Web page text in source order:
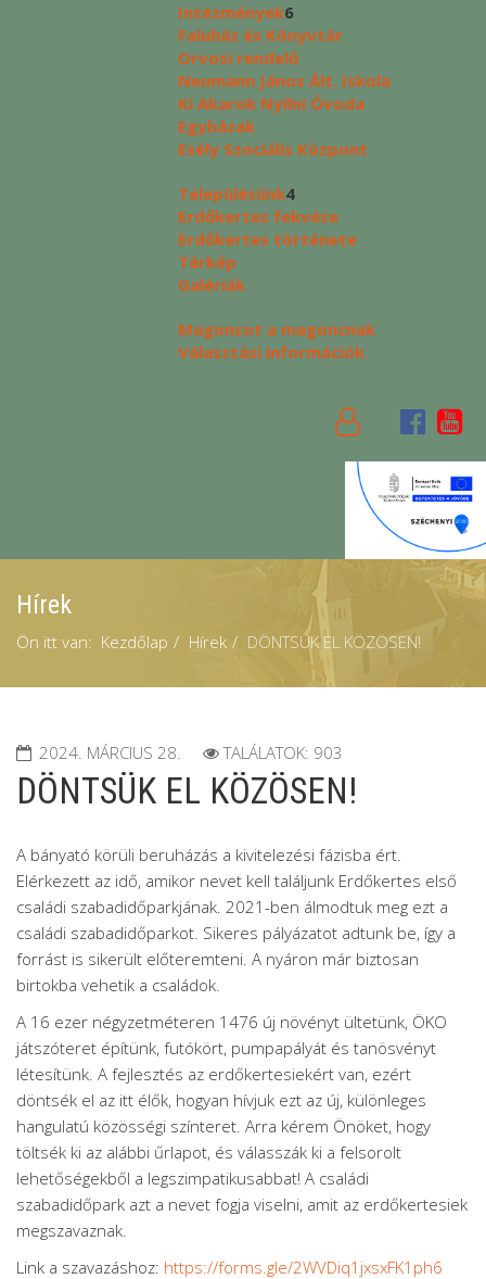
Intézmények6
Faluház és Könyvtár
Orvosi rendelő
Neumann János Ált. Iskola
Ki Akarok Nyílni Óvoda
Egyházak
Esély Szociális Központ
Településünk4
Erdőkertes fekvése
Erdőkertes története
Térkép
Galériák
Magoncot a magoncnak
Választási információk
Hírek
Ön itt van: Kezdőlap Hírek DÖNTSÜK EL KÖZÖSEN!
2024. MÁRCIUS 28. TALÁLATOK: 903
DÖNTSÜK EL KÖZÖSEN!
A bányató körüli beruházás a kivitelezési fázisba ért.
Elérkezett az idő, amikor nevet kell találjunk Erdőkertes első
családi szabadidőparkjának. 2021-ben álmodtuk meg ezt a
családi szabadidőparkot. Sikeres pályázatot adtunk be, így a
forrást is sikerült előteremteni. A nyáron már biztosan
birtokba vehetik a családok.
A 16 ezer négyzetméteren 1476 új növényt ültetünk, ÖKO
játszóteret építünk, futókört, pumpapályát és tanösvényt
létesítünk. A fejlesztés az erdőkertesiekért van, ezért
döntsék el az itt élők, hogyan hívjuk ezt az új, különleges
hangulatú közösségi színteret. Arra kérem Önöket, hogy
töltsék ki az alábbi űrlapot, és válasszák ki a felsorolt
lehetőségekből a legszimpatikusabbat! A családi
szabadidőpark azt a nevet fogja viselni, amit az erdőkertesiek
megszavaznak.
Link a szavazáshoz: https://forms.gle/2WVDiq1jxsxFK1ph6